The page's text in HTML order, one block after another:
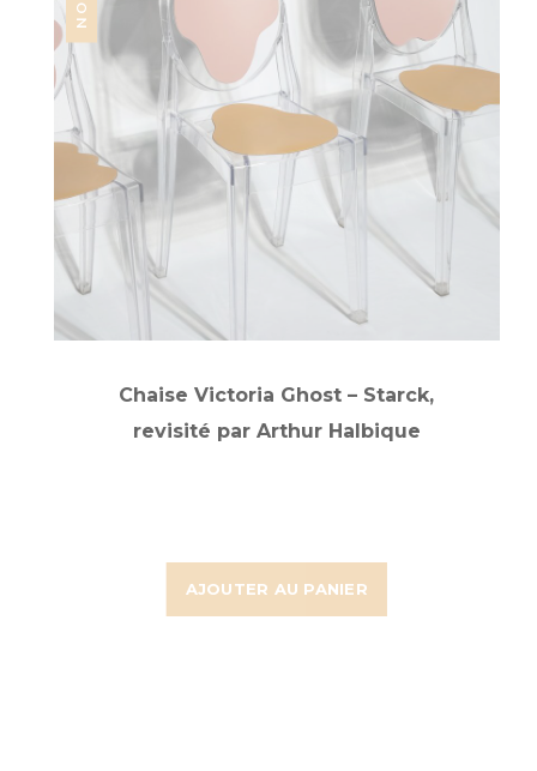
AJOUTER AU PANIER
Chaise Victoria Ghost – Starck,
revisité par Arthur Halbique